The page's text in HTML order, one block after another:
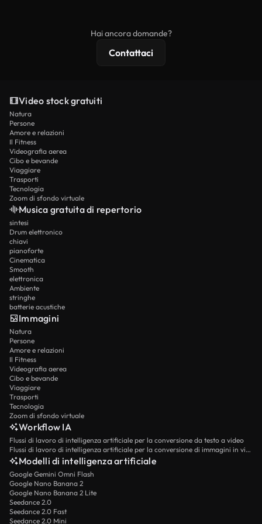
Hai ancora domande?
Contattaci
Video stock gratuiti
Natura
Persone
Amore e relazioni
Il Fitness
Videografia aerea
Cibo e bevande
Viaggiare
Trasporti
Tecnologia
Zoom di sfondo virtuale
Musica gratuita di repertorio
sintesi
Drum elettronico
chiavi
pianoforte
Cinematica
Smooth
elettronica
Ambiente
stringhe
batterie acustiche
Immagini
Natura
Persone
Amore e relazioni
Il Fitness
Videografia aerea
Cibo e bevande
Viaggiare
Trasporti
Tecnologia
Zoom di sfondo virtuale
Workflow IA
Flussi di lavoro di intelligenza artificiale per la conversione da testo a video
Flussi di lavoro di intelligenza artificiale per la conversione di immagini in video
Modelli di intelligenza artificiale
Google Gemini Omni Flash
Google Nano Banana 2
Google Nano Banana 2 Lite
Seedance 2.0
Seedance 2.0 Fast
Seedance 2.0 Mini